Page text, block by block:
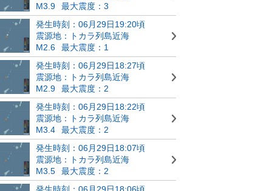
M3.9
最大震度：3
発生時刻：06月29日19:20頃
震源地：トカラ列島近海
M2.6
最大震度：1
発生時刻：06月29日18:27頃
震源地：トカラ列島近海
M2.9
最大震度：2
発生時刻：06月29日18:22頃
震源地：トカラ列島近海
M3.4
最大震度：2
発生時刻：06月29日18:07頃
震源地：トカラ列島近海
M3.5
最大震度：2
発生時刻：06月29日18:06頃